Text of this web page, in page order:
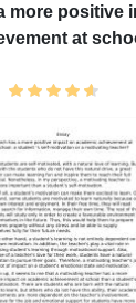
more positive
at